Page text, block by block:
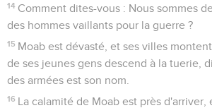
14 Comment dites-vous : Nous sommes
des hommes vaillants pour la guerre ?
15 Moab est dévasté, et ses villes
de ses jeunes gens descend à la tuerie,
des armées est son nom.
16 La calamité de Moab est près d'arriver,